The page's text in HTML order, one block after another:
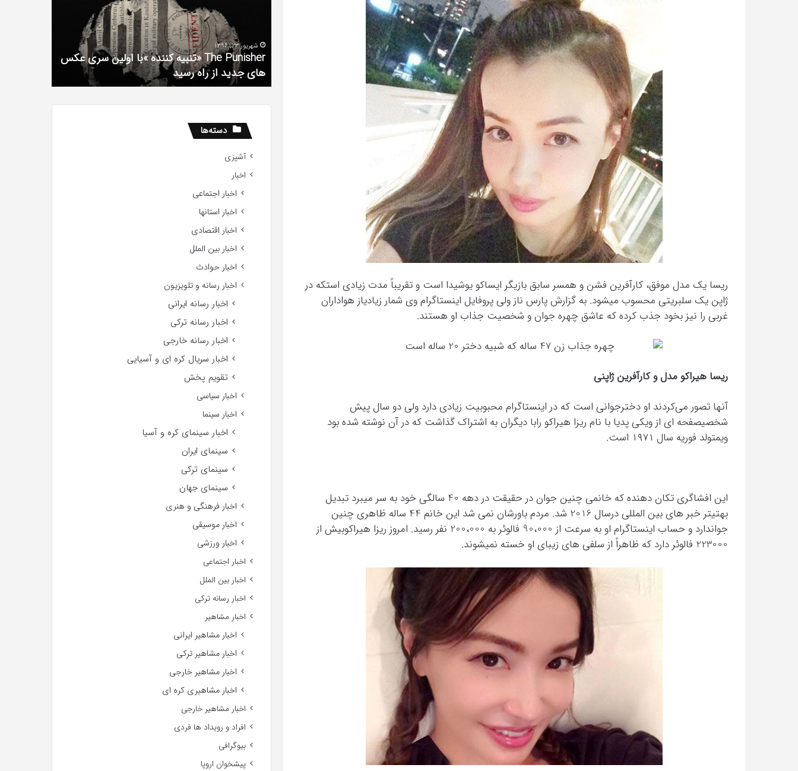
ریسا یک مدل موفق، کارآفرین فشن و همسر سابق بازیگر ایساکو یوشیدا است و تقریباً مدت زیادی استکه در
ژاپن یک سلبریتی محسوب میشود. به گزارش پارس ناز ولی پروفایل اینستاگرام وی شمار زیادیاز هواداران
غربی را نیز بخود جذب کرده که عاشق چهره جوان و شخصیت جذاب او هستند.
ریسا هیراکو مدل و کارآفرین ژاپنی
آنها تصور می‌کردند او دخترجوانی است که در اینستاگرام محبوبیت زیادی دارد ولی دو سال پیش
شخصیصفحه ای از ویکی پدیا با نام ریزا هیراکو رابا دیگران به اشتراک گذاشت که در آن نوشته شده بود
ویمتولد فوریه سال ۱۹۷۱ است.
این افشاگری تکان دهنده که خانمی چنین جوان در حقیقت در دهه 40 سالگی خود به سر میبرد تبدیل
بهتیتر خبر های بین المللی درسال 2016 شد. مردم باورشان نمی شد این خانم 44 ساله ظاهری چنین
جواندارد و حساب اینستاگرام او به سرعت از 90،000 فالوئر به 200،000 نفر رسید. امروز ریزا هیراکوبیش از
223000 فالوئر دارد که ظاهراً از سلفی های زیبای او خسته نمیشوند.
رابطه جنسی این دختر با حیوانات وحشی !
که
“فروزن
2”
موفق
خواهد
بود.
آذر 23, 1398
خواهد بود.
عکس
های
جدید
از
شهریور 23, 1396
The Punisher «تنبیه کننده »با اولین سری عکس
های جدید از راه رسید
دسته‌ها
آشپزی
اخبار
اخبار اجتماعی
اخبار استانها
اخبار اقتصادی
اخبار بین الملل
اخبار حوادث
اخبار رسانه و تلویزیون
اخبار رسانه ایرانی
اخبار رسانه ترکی
اخبار رسانه خارجی
اخبار سریال کره ای و آسیایی
تقویم پخش
اخبار سیاسی
اخبار سینما
اخبار سینمای کره و آسیا
سینمای ایران
سینمای ترکی
سینمای جهان
اخبار فرهنگی و هنری
اخبار موسیقی
اخبار ورزشی
اخبار اجتماعی
اخبار بین الملل
اخبار رسانه ترکی
اخبار مشاهیر
اخبار مشاهیر ایرانی
اخبار مشاهیر ترکی
اخبار مشاهیر خارجی
اخبار مشاهیری کره ای
اخبار مشاهیر خارجی
افراد و رویداد ها فردی
بیوگرافی
پیشخوان اروپا